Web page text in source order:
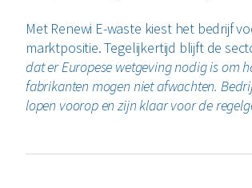
Met Renewi E-waste kiest het bedrijf
marktpositie. Tegelijkertijd blijft de
dat er Europese wetgeving nodig is om
fabrikanten mogen niet afwachten.
lopen voorop en zijn klaar voor de